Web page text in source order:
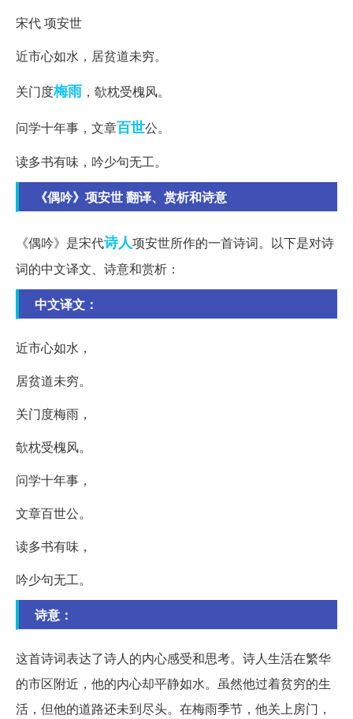
宋代 项安世
近市心如水，居贫道未穷。
关门度梅雨 ，欹枕受槐风。
问学十年事，文章百世公。
读多书有味，吟少句无工。
《偶吟》项安世 翻译、赏析和诗意
《偶吟》是宋代诗人项安世所作的一首诗词。以下是对诗
词的中文译文、诗意和赏析：
中文译文：
近市心如水，
居贫道未穷。
关门度梅雨，
欹枕受槐风。
问学十年事，
文章百世公。
读多书有味，
吟少句无工。
诗意：
这首诗词表达了诗人的内心感受和思考。诗人生活在繁华
的市区附近，他的内心却平静如水。虽然他过着贫穷的生
活，但他的道路还未到尽头。在梅雨季节，他关上房门，